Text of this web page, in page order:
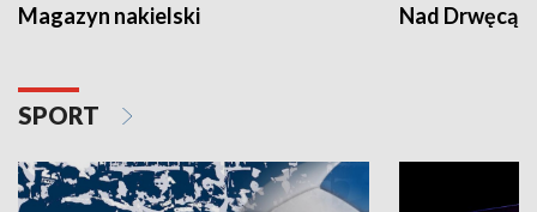
Magazyn nakielski Nad Drwęcą
SPORT